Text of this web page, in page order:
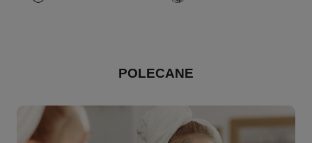
POLECANE